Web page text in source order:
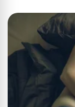
Wydajność
Reklama /